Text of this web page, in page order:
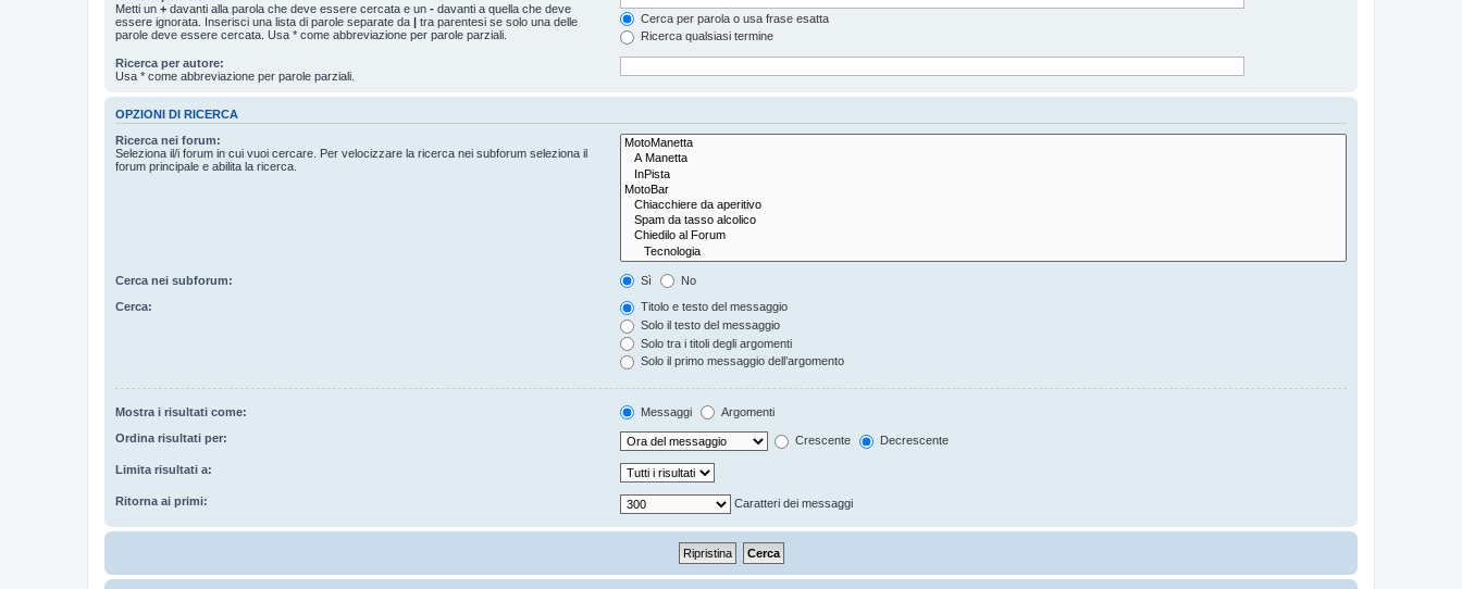
Metti un + davanti alla parola che deve essere cercata e un - davanti a quella che deve
essere ignorata. Inserisci una lista di parole separate da | tra parentesi se solo una delle
parole deve essere cercata. Usa * come abbreviazione per parole parziali.
Cerca per parola o usa frase esatta
Ricerca qualsiasi termine
Ricerca per autore:
Usa * come abbreviazione per parole parziali.
OPZIONI DI RICERCA
Ricerca nei forum:
Seleziona il/i forum in cui vuoi cercare. Per velocizzare la ricerca nei subforum seleziona il
forum principale e abilita la ricerca.
Cerca nei subforum: Sì No
Cerca:
Titolo e testo del messaggio
Solo il testo del messaggio
Solo tra i titoli degli argomenti
Solo il primo messaggio dell’argomento
Mostra i risultati come: Messaggi Argomenti
Ordina risultati per: Crescente Decrescente
Limita risultati a:
Ritorna ai primi: Caratteri dei messaggi